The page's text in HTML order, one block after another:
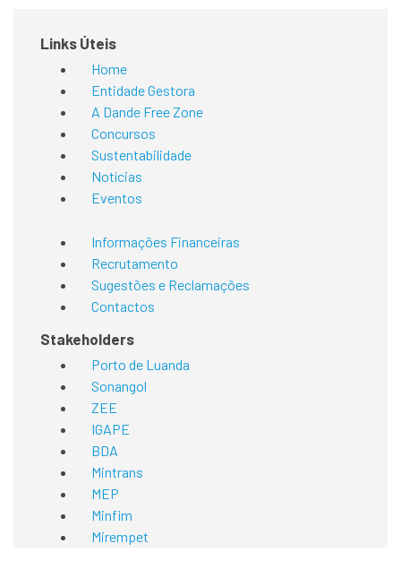
Links Úteis
Home
Entidade Gestora
A Dande Free Zone
Concursos
Sustentabilidade
Notícias
Eventos
Informações Financeiras
Recrutamento
Sugestões e Reclamações
Contactos
Stakeholders
Porto de Luanda
Sonangol
ZEE
IGAPE
BDA
Mintrans
MEP
Minfim
Mirempet